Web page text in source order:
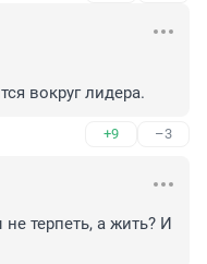
вокруг лидера.
+9 –3
терпеть, а жить? И